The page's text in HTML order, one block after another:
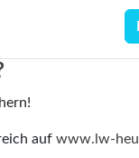
aufwww.lw-